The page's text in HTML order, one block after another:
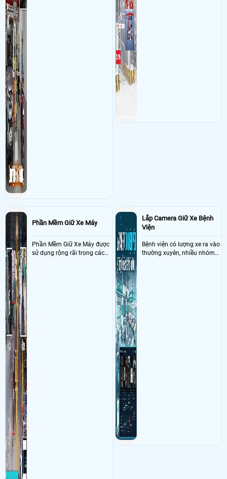
Phần Mềm Giữ Xe Máy
Phần Mềm Giữ Xe Máy được
sử dụng rộng rãi trong các
Lắp Camera Giữ Xe Bệnh
Viện
Bệnh viện có lượng xe ra vào
thường xuyên, nhiều nhóm